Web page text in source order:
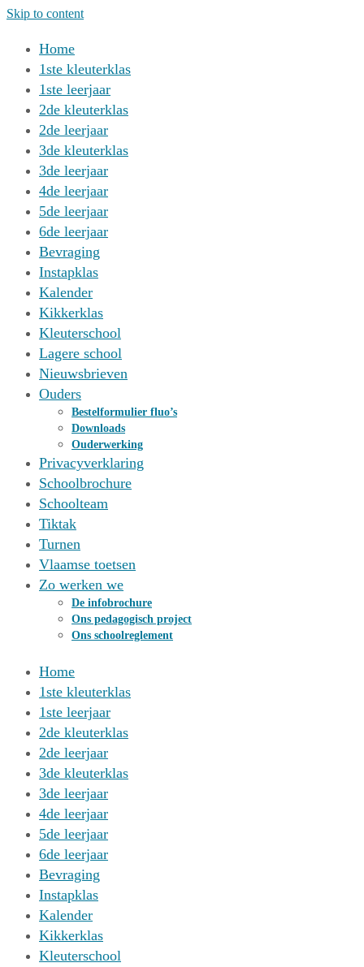
Skip to content
Home
1ste kleuterklas
1ste leerjaar
2de kleuterklas
2de leerjaar
3de kleuterklas
3de leerjaar
4de leerjaar
5de leerjaar
6de leerjaar
Bevraging
Instapklas
Kalender
Kikkerklas
Kleuterschool
Lagere school
Nieuwsbrieven
Ouders
Bestelformulier fluo’s
Downloads
Ouderwerking
Privacyverklaring
Schoolbrochure
Schoolteam
Tiktak
Turnen
Vlaamse toetsen
Zo werken we
De infobrochure
Ons pedagogisch project
Ons schoolreglement
Home
1ste kleuterklas
1ste leerjaar
2de kleuterklas
2de leerjaar
3de kleuterklas
3de leerjaar
4de leerjaar
5de leerjaar
6de leerjaar
Bevraging
Instapklas
Kalender
Kikkerklas
Kleuterschool